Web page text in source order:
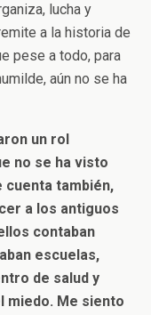
lucha y
a la historia de
pese a todo, para
aún no se ha
un rol
no se ha visto
cuenta también,
a los antiguos
contaban
escuelas,
de salud y
miedo. Me siento